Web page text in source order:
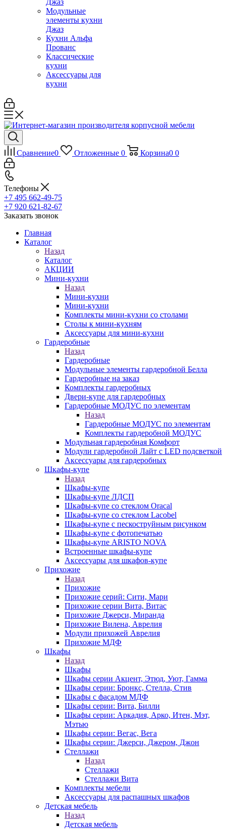
Джаз
Модульные
элементы кухни
Джаз
Кухни Альфа
Прованс
Классические
кухни
Аксессуары для
кухни
Сравнение0 Отложенные 0 Корзина0 0
Телефоны
+7 495 662-49-75
+7 920 621-82-67
Заказать звонок
Главная
Каталог
Назад
Каталог
АКЦИИ
Мини-кухни
Назад
Мини-кухни
Мини-кухни
Комплекты мини-кухни со столами
Столы к мини-кухням
Аксессуары для мини-кухни
Гардеробные
Назад
Гардеробные
Модульные элементы гардеробной Белла
Гардеробные на заказ
Комплекты гардеробных
Двери-купе для гардеробных
Гардеробные МОДУС по элементам
Назад
Гардеробные МОДУС по элементам
Комплекты гардеробной МОДУС
Модульная гардеробная Комфорт
Модули гардеробной Лайт с LED подсветкой
Аксессуары для гардеробных
Шкафы-купе
Назад
Шкафы-купе
Шкафы-купе ЛДСП
Шкафы-купе со стеклом Oracal
Шкафы-купе со стеклом Lacobel
Шкафы-купе с пескоструйным рисунком
Шкафы-купе с фотопечатью
Шкафы-купе ARISTO NOVA
Встроенные шкафы-купе
Аксессуары для шкафов-купе
Прихожие
Назад
Прихожие
Прихожие серий: Сити, Мари
Прихожие серии Вита, Витас
Прихожие Джерси, Миранда
Прихожие Вилена, Аврелия
Модули прихожей Аврелия
Прихожие МДФ
Шкафы
Назад
Шкафы
Шкафы серии Акцент, Этюд, Уют, Гамма
Шкафы серии: Бронкс, Стелла, Стив
Шкафы с фасадом МДФ
Шкафы серии: Вита, Билли
Шкафы серии: Аркадия, Арко, Итен, Мэт,
Мэтью
Шкафы серии: Вегас, Вега
Шкафы серии: Джерси, Джером, Джон
Стеллажи
Назад
Стеллажи
Стеллажи Вита
Комплекты мебели
Аксессуары для распашных шкафов
Детская мебель
Назад
Детская мебель